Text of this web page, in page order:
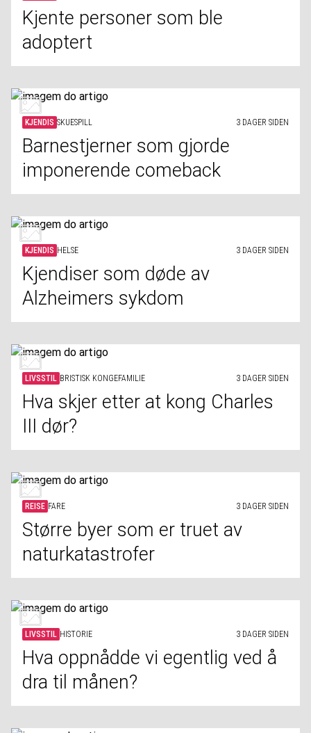
Kjente personer som ble
adoptert
KJENDIS SKUESPILL 3 DAGER SIDEN
Barnestjerner som gjorde
imponerende comeback
KJENDIS HELSE 3 DAGER SIDEN
Kjendiser som døde av
Alzheimers sykdom
LIVSSTIL BRISTISK KONGEFAMILIE 3 DAGER SIDEN
Hva skjer etter at kong Charles
III dør?
REISE FARE 3 DAGER SIDEN
Større byer som er truet av
naturkatastrofer
LIVSSTIL HISTORIE 3 DAGER SIDEN
Hva oppnådde vi egentlig ved å
dra til månen?